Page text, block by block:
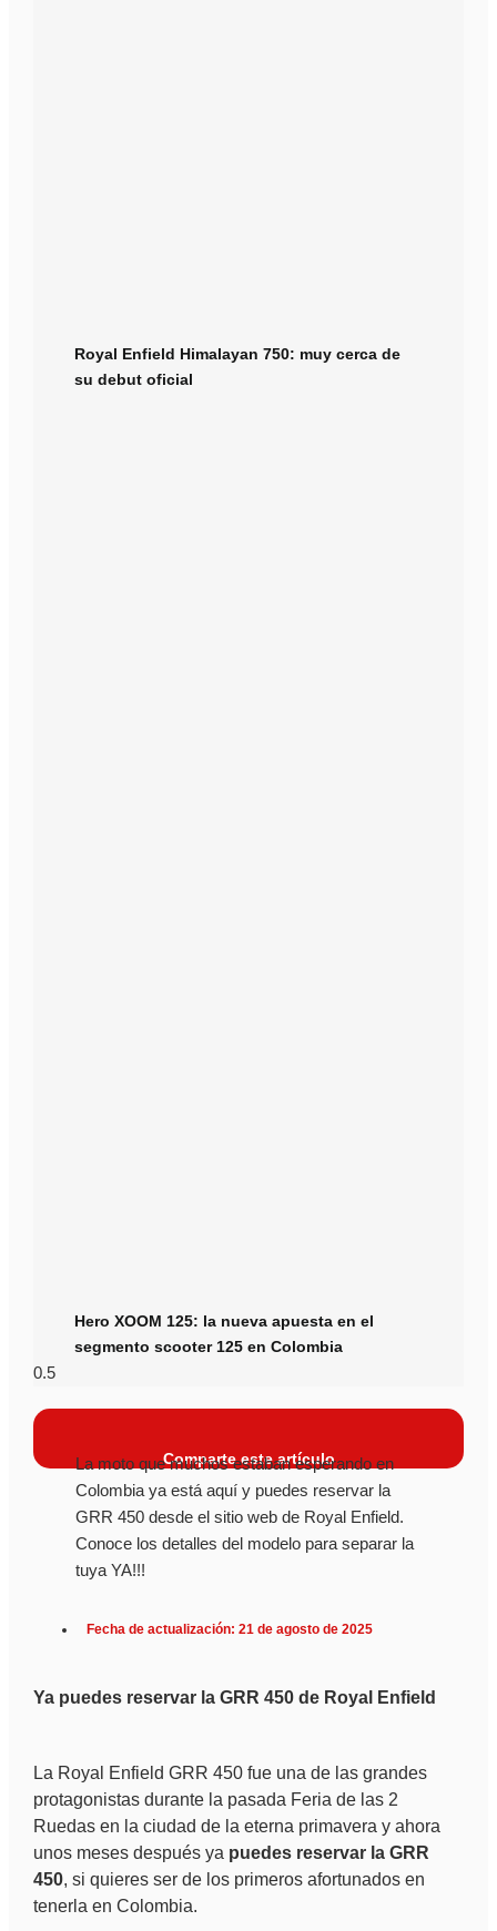
Royal Enfield Himalayan 750: muy cerca de
su debut oficial
Hero XOOM 125: la nueva apuesta en el
segmento scooter 125 en Colombia
Comparte este artículo
La moto que muchos estaban esperando en
Colombia ya está aquí y puedes reservar la
GRR 450 desde el sitio web de Royal Enfield.
Conoce los detalles del modelo para separar la
tuya YA!!!
Fecha de actualización: 21 de agosto de 2025
Ya puedes reservar la GRR 450 de Royal Enfield
La Royal Enfield GRR 450 fue una de las grandes
protagonistas durante la pasada Feria de las 2
Ruedas en la ciudad de la eterna primavera y ahora
unos meses después ya puedes reservar la GRR
450, si quieres ser de los primeros afortunados en
tenerla en Colombia.